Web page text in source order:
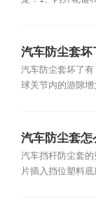
汽车防尘套
汽车防尘套坏了
球关节内的游隙增
汽车防尘套怎
汽车挡杆防尘套
片插入挡位塑料底